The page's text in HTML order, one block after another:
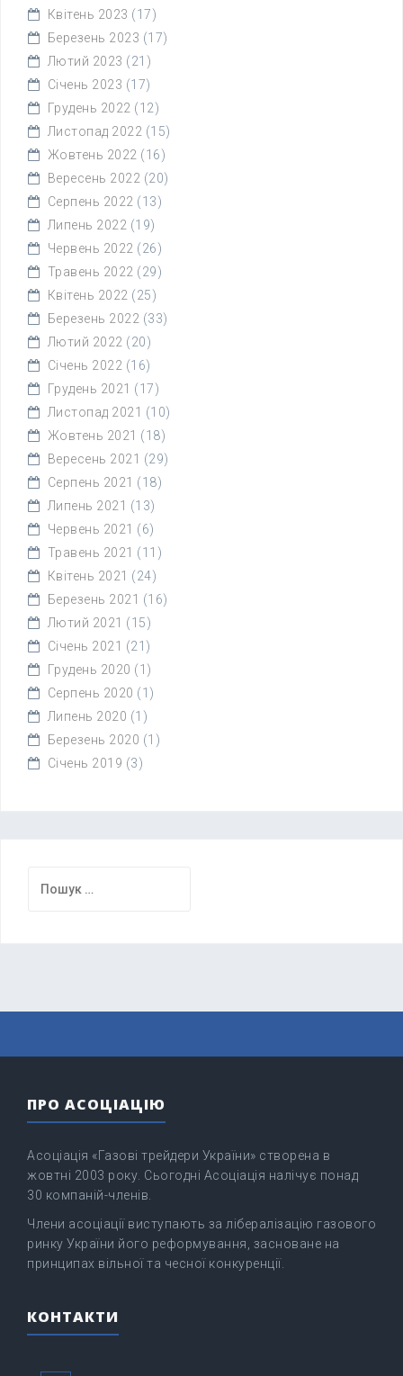
Квітень 2023 (17)
Березень 2023 (17)
Лютий 2023 (21)
Січень 2023 (17)
Грудень 2022 (12)
Листопад 2022 (15)
Жовтень 2022 (16)
Вересень 2022 (20)
Серпень 2022 (13)
Липень 2022 (19)
Червень 2022 (26)
Травень 2022 (29)
Квітень 2022 (25)
Березень 2022 (33)
Лютий 2022 (20)
Січень 2022 (16)
Грудень 2021 (17)
Листопад 2021 (10)
Жовтень 2021 (18)
Вересень 2021 (29)
Серпень 2021 (18)
Липень 2021 (13)
Червень 2021 (6)
Травень 2021 (11)
Квітень 2021 (24)
Березень 2021 (16)
Лютий 2021 (15)
Січень 2021 (21)
Грудень 2020 (1)
Серпень 2020 (1)
Липень 2020 (1)
Березень 2020 (1)
Січень 2019 (3)
ПРО АСОЦІАЦІЮ
Асоціація «Газові трейдери України» створена в
жовтні 2003 року. Сьогодні Асоціація налічує понад
30 компаній-членів.
Члени асоціації виступають за лібералізацію газового
ринку України його реформування, засноване на
принципах вільної та чесної конкуренції.
КОНТАКТИ